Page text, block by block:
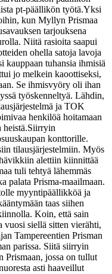
pt-päällikön työtä.Yksi
kun Myllyn Prismaa
tarjouksena
Niitä rasioita saapui
ohella satoja lavoja
kauppaan tuhansia ihmisiä
jo melkein kaoottiseksi,
Se ihmisvyöry oli ihan
työskenneltyä. Lähdin,
ja TOK
henkilöä hoitamaan
Siirryin
konttorille.
tilausjärjestelmiin. Myös
alettiin kiinnittää
tuli tehtyä lähemmäs
palata Prisma-maailmaan.
myyntipäällikköä ja
taas siihen
Koin, että sain
vuosi siellä sitten vierähti,
Tampereentien Prisman
parissa. Siitä siirryin
Prismaan, jossa on tullut
asti haaveillut